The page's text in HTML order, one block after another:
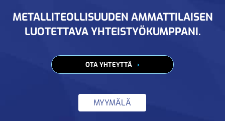
METALLITEOLLISUUDEN AMMATTILAISEN
LUOTETTAVA YHTEISTYÖKUMPPANI.
OTA YHTEYTTÄ
MYYMÄLÄ